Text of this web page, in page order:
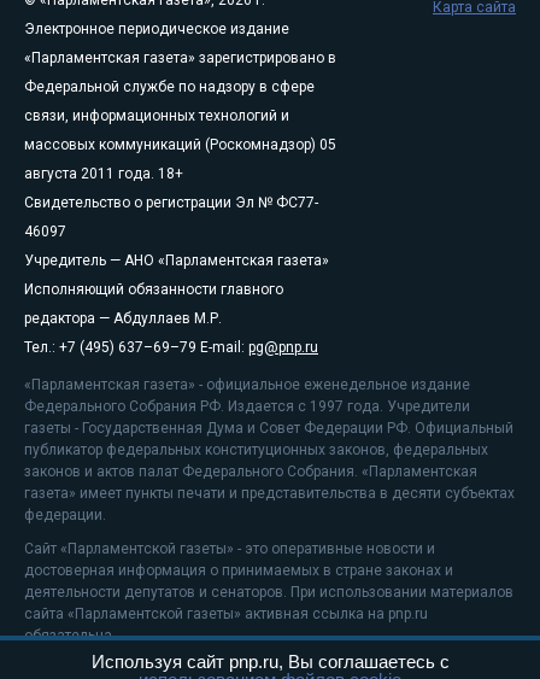
Электронное периодическое издание
«Парламентская газета» зарегистрировано в
Федеральной службе по надзору в сфере
связи, информационных технологий и
массовых коммуникаций (Роскомнадзор) 05
августа 2011 года. 18+
Свидетельство о регистрации Эл № ФС77-
46097
Учредитель — АНО «Парламентская газета»
Исполняющий обязанности главного
редактора — Абдуллаев М.Р.
Тел.: +7 (495) 637–69–79 E-mail: pg@pnp.ru
«Парламентская газета» - официальное еженедельное издание
Федерального Собрания РФ. Издается с 1997 года. Учредители
газеты - Государственная Дума и Совет Федерации РФ. Официальный
публикатор федеральных конституционных законов, федеральных
законов и актов палат Федерального Собрания. «Парламентская
газета» имеет пункты печати и представительства в десяти субъектах
федерации.
Сайт «Парламентской газеты» - это оперативные новости и
достоверная информация о принимаемых в стране законах и
деятельности депутатов и сенаторов. При использовании материалов
сайта «Парламентской газеты» активная ссылка на pnp.ru
обязательна.
На информационном ресурсе применяютсярекомендательные
Карта сайта
Используя сайт pnp.ru, Вы соглашаетесь с